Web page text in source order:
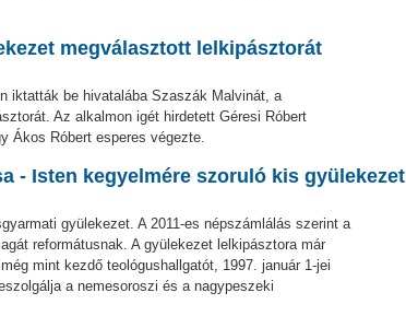
megválasztott lelkipásztorát
iktatták be hivatalába Szaszák Malvinát, a
Az alkalmon igét hirdetett Géresi Róbert
Ákos Róbert esperes végezte.
- Isten kegyelmére szoruló kis gyülekezet
gyülekezet. A 2011-es népszámlálás szerint a
reformátusnak. A gyülekezet lelkipásztora már
mint kezdő teológushallgatót, 1997. január 1-jei
a nemesoroszi és a nagypeszeki